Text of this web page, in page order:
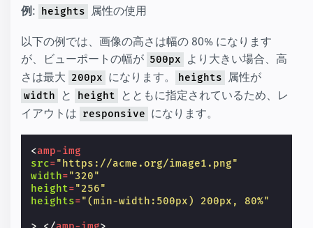
例: heights
属性の使用
以下の例では、画像の高さは幅の 80% になります
が、ビューポートの幅が 500px
より大きい場合、高
さは最大 200px になります。 heights 属性が
width と height
とともに指定されているため、レ
イアウトは responsive になります。
<amp-img
src="https://acme.org/image1.png"
width="320"
height="256"
heights="(min-width:500px) 200px, 80%"